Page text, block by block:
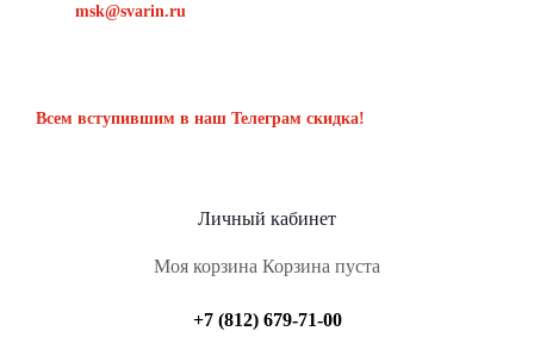
msk@svarin.ru
Всем вступившим в наш Телеграм скидка!
Личный кабинет
Моя корзина Корзина пуста
+7 (812) 679-71-00